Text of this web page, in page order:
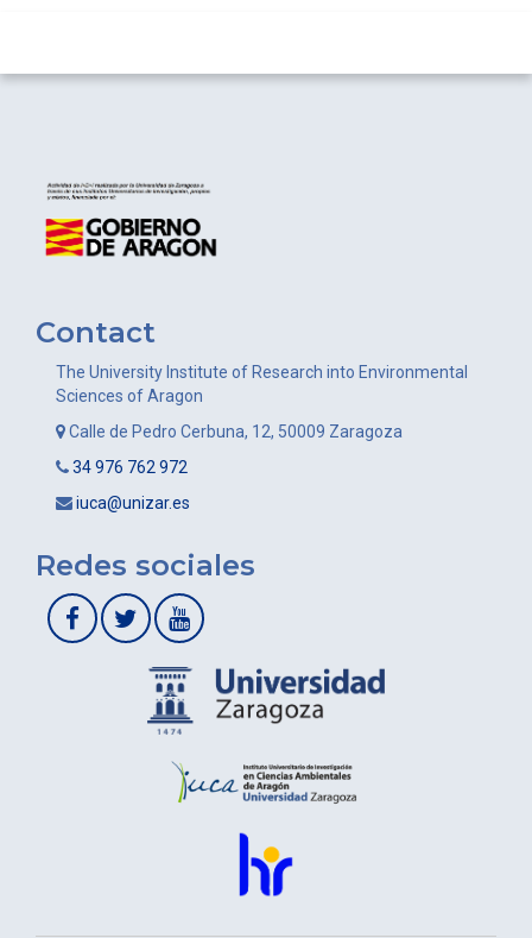
Contact
The University Institute of Research into Environmental
Sciences of Aragon
Calle de Pedro Cerbuna, 12, 50009 Zaragoza
34 976 762 972
iuca@unizar.es
Redes sociales